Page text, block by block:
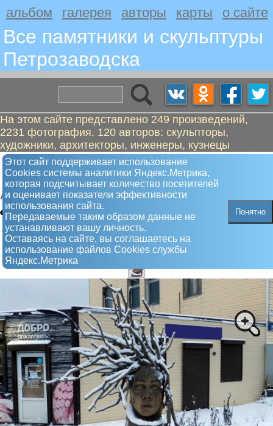
альбом галерея авторы карты о сайте
Все памятники и скульптуры
Петрозаводскa
На этом сайте представлено 249 произведений,
2231 фотография. 120 авторов: скульпторы,
художники, архитекторы, инженеры, кузнецы
Этот сайт поддерживает использование
Сookies системы аналитики Яндекс.Метрика,
которая подсчитывает количество посетителей
и оценивает показатели эффективности
использования сайта.
Передаваемые таким образом данные не
устанавливают вашу личность.
Оставаясь на сайте, вы соглашаетесь на
использование файлов Сookies службы
Яндекс.Метрика
Понятно
Медуза-Горгона, она же чудище
лесное
Арт-объект